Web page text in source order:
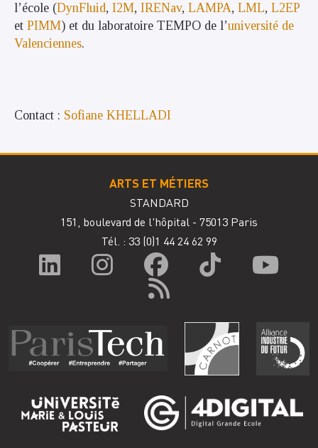
l’école (DynFluid, I2M, IRENav, LAMPA, LML, L2EP
et PIMM) et du laboratoire TEMPO de l’université de
Valenciennes.
Contact : Sofiane KHELLADI
ARTS ET MÉTIERS
STANDARD
151, boulevard de l'hôpital - 75013 Paris
Tél. : 33 (0)1 44 24 62 99